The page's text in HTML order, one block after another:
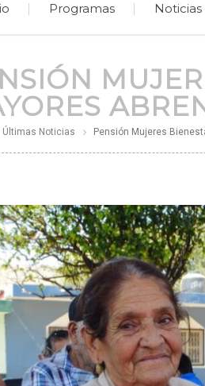
Programas Noticias
Últimas Noticias Pensión Mujeres